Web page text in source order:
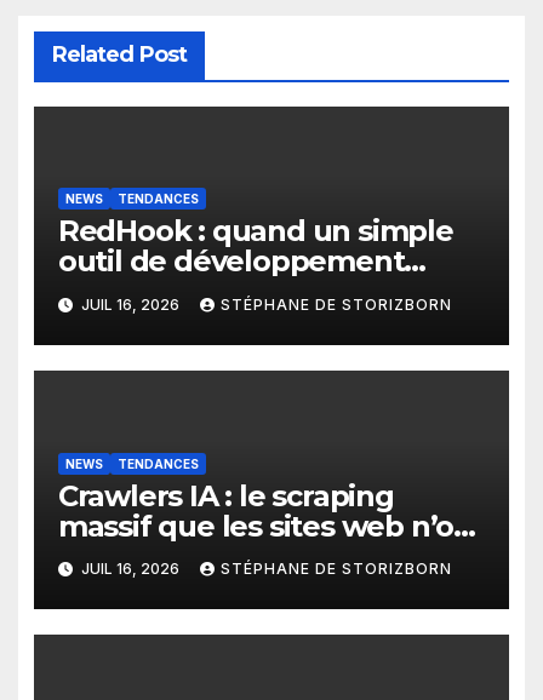
Related Post
NEWS TENDANCES
RedHook : quand un simple
outil de développement
Android devient une porte
d’entrée pour les
cybercriminels
JUIL 16, 2026 STÉPHANE DE STORIZBORN
NEWS TENDANCES
Crawlers IA : le scraping
massif que les sites web n’ont
pas anticipé
JUIL 16, 2026 STÉPHANE DE STORIZBORN